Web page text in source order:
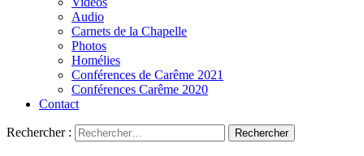
Audio
Carnets de la Chapelle
Photos
Homélies
Conférences de Carême 2021
Conférences Carême 2020
Contact
Rechercher :